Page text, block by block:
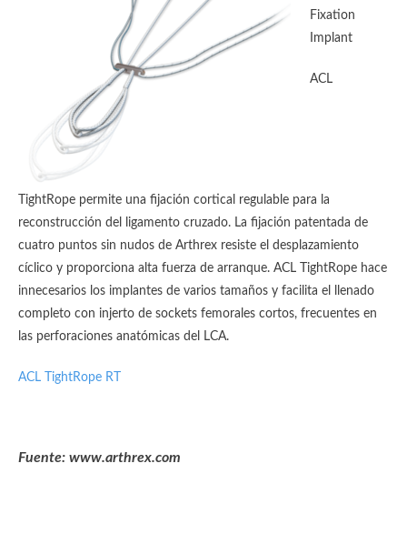
Fixation
Implant
ACL
TightRope permite una fijación cortical regulable para la
reconstrucción del ligamento cruzado. La fijación patentada de
cuatro puntos sin nudos de Arthrex resiste el desplazamiento
cíclico y proporciona alta fuerza de arranque. ACL TightRope hace
innecesarios los implantes de varios tamaños y facilita el llenado
completo con injerto de sockets femorales cortos, frecuentes en
las perforaciones anatómicas del LCA.
ACL TightRope RT
Fuente: www.arthrex.com